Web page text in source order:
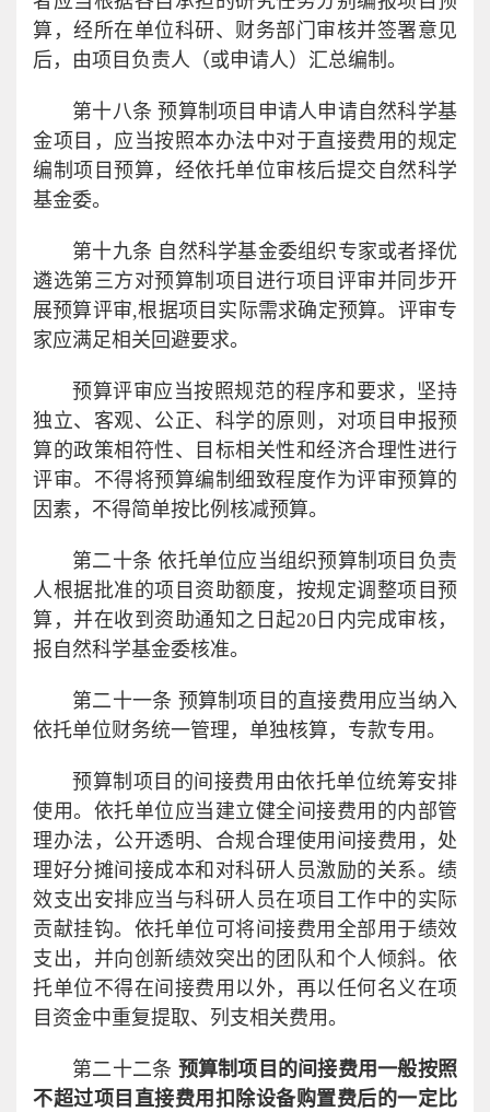
算，经所在单位科研、财务部门审核并签署意见
后，由项目负责人（或申请人）汇总编制。
第十八条 预算制项目申请人申请自然科学基
金项目，应当按照本办法中对于直接费用的规定
编制项目预算，经依托单位审核后提交自然科学
基金委。
第十九条 自然科学基金委组织专家或者择优
遴选第三方对预算制项目进行项目评审并同步开
展预算评审,根据项目实际需求确定预算。评审专
家应满足相关回避要求。
预算评审应当按照规范的程序和要求，坚持
独立、客观、公正、科学的原则，对项目申报预
算的政策相符性、目标相关性和经济合理性进行
评审。不得将预算编制细致程度作为评审预算的
因素，不得简单按比例核减预算。
第二十条 依托单位应当组织预算制项目负责
人根据批准的项目资助额度，按规定调整项目预
算，并在收到资助通知之日起20日内完成审核，
报自然科学基金委核准。
第二十一条 预算制项目的直接费用应当纳入
依托单位财务统一管理，单独核算，专款专用。
预算制项目的间接费用由依托单位统筹安排
使用。依托单位应当建立健全间接费用的内部管
理办法，公开透明、合规合理使用间接费用，处
理好分摊间接成本和对科研人员激励的关系。绩
效支出安排应当与科研人员在项目工作中的实际
贡献挂钩。依托单位可将间接费用全部用于绩效
支出，并向创新绩效突出的团队和个人倾斜。依
托单位不得在间接费用以外，再以任何名义在项
目资金中重复提取、列支相关费用。
第二十二条 预算制项目的间接费用一般按照
不超过项目直接费用扣除设备购置费后的一定比